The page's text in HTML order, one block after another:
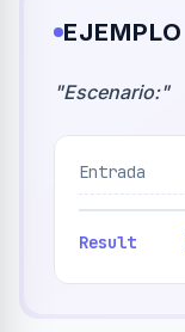
EJEMPLO
"Escenario:"
Entrada
Result